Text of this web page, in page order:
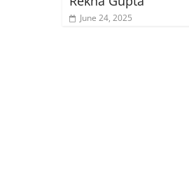
June 24, 2025